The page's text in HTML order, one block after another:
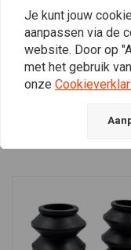
Glanzend Zwart
Variant)
€59,51
Je kunt jouw
aanpassen via de
website. Door op
met het gebruik
onze